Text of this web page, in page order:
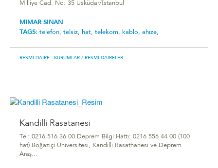
Milliye Cad. No: 35 Üsküdar/İstanbul
MIMAR SINAN
TAGS: telefon, telsiz, hat, telekom, kablo, ahize,
RESMI DAIRE - KURUMLAR / RESMI DAIRELER
Kandilli Rasatanesi
Tel: 0216 516 36 00 Deprem Bilgi Hattı: 0216 556 44 00 (100
hat) Boğaziçi Üniversitesi, Kandilli Rasathanesi ve Deprem
Araş...